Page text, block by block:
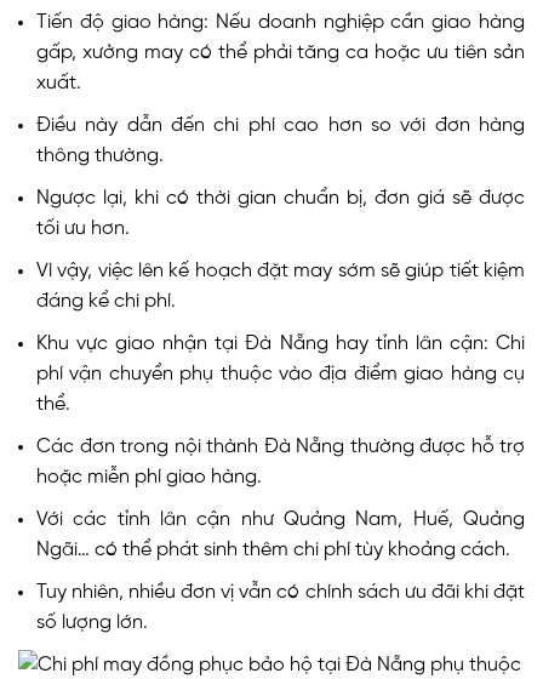
Tiến độ giao hàng: Nếu doanh nghiệp cần giao hàng
gấp, xưởng may có thể phải tăng ca hoặc ưu tiên sản
xuất.
Điều này dẫn đến chi phí cao hơn so với đơn hàng
thông thường.
Ngược lại, khi có thời gian chuẩn bị, đơn giá sẽ được
tối ưu hơn.
Vì vậy, việc lên kế hoạch đặt may sớm sẽ giúp tiết kiệm
đáng kể chi phí.
Khu vực giao nhận tại Đà Nẵng hay tỉnh lân cận: Chi
phí vận chuyển phụ thuộc vào địa điểm giao hàng cụ
thể.
Các đơn trong nội thành Đà Nẵng thường được hỗ trợ
hoặc miễn phí giao hàng.
Với các tỉnh lân cận như Quảng Nam, Huế, Quảng
Ngãi… có thể phát sinh thêm chi phí tùy khoảng cách.
Tuy nhiên, nhiều đơn vị vẫn có chính sách ưu đãi khi đặt
số lượng lớn.